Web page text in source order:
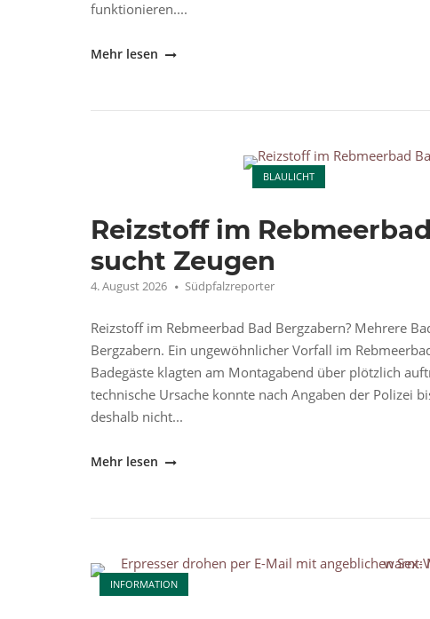
funktionieren....
"Russland
Mehr lesen
BLAULICHT
Open post
Reizstoff im
sucht Zeugen
4. August 2026 Südpfalzreporter
Reizstoff im Rebmeerbad Bad Bergzabern? Mehrere
Bergzabern. Ein ungewöhnlicher Vorfall im
Badegäste klagten am Montagabend über plötzlich
technische Ursache konnte nach Angaben der Polizei
deshalb nicht...
"Reizstoff
Polizei
sucht
Mehr lesen
INFORMATION
Open post